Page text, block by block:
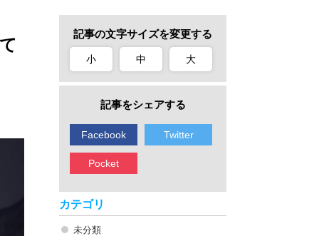
記事の文字サイズを変更する
小 中 大
記事をシェアする
Facebook Twitter
Pocket
カテゴリ
未分類